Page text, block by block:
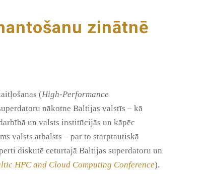
zinātnē
(High-Performance
nākotne Baltijas valstīs – kā
un valsts institūcijās un kāpēc
valsts atbalsts – par to starptautiskā
diskutē ceturtajā Baltijas superdatoru un
HPC and Cloud Computing Conference).